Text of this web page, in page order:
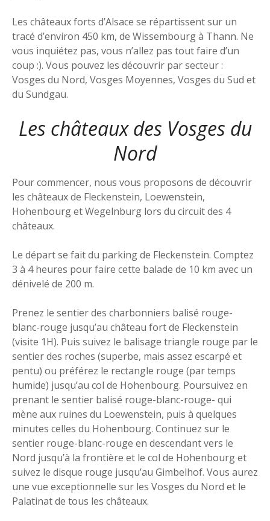
Les châteaux forts d’Alsace se répartissent sur un
tracé d’environ 450 km, de Wissembourg à Thann. Ne
vous inquiétez pas, vous n’allez pas tout faire d’un
coup :). Vous pouvez les découvrir par secteur :
Vosges du Nord, Vosges Moyennes, Vosges du Sud et
du Sundgau.
Les châteaux des Vosges du
Nord
Pour commencer, nous vous proposons de découvrir
les châteaux de Fleckenstein, Loewenstein,
Hohenbourg et Wegelnburg lors du circuit des 4
châteaux.
Le départ se fait du parking de Fleckenstein. Comptez
3 à 4 heures pour faire cette balade de 10 km avec un
dénivelé de 200 m.
Prenez le sentier des charbonniers balisé rouge-
blanc-rouge jusqu’au château fort de Fleckenstein
(visite 1H). Puis suivez le balisage triangle rouge par le
sentier des roches (superbe, mais assez escarpé et
pentu) ou préférez le rectangle rouge (par temps
humide) jusqu’au col de Hohenbourg. Poursuivez en
prenant le sentier balisé rouge-blanc-rouge- qui
mène aux ruines du Loewenstein, puis à quelques
minutes celles du Hohenbourg. Continuez sur le
sentier rouge-blanc-rouge en descendant vers le
Nord jusqu’à la frontière et le col de Hohenbourg et
suivez le disque rouge jusqu’au Gimbelhof. Vous aurez
une vue exceptionnelle sur les Vosges du Nord et le
Palatinat de tous les châteaux.